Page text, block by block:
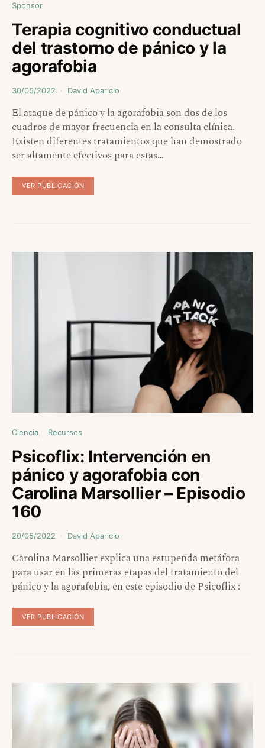
Sponsor
Terapia cognitivo conductual
del trastorno de pánico y la
agorafobia
30/05/2022 David Aparicio
El ataque de pánico y la agorafobia son dos de los
cuadros de mayor frecuencia en la consulta clínica.
Existen diferentes tratamientos que han demostrado
ser altamente efectivos para estas…
VER PUBLICACIÓN
Ciencia Recursos
Psicoflix: Intervención en
pánico y agorafobia con
Carolina Marsollier – Episodio
160
20/05/2022 David Aparicio
Carolina Marsollier explica una estupenda metáfora
para usar en las primeras etapas del tratamiento del
pánico y la agorafobia, en este episodio de Psicoflix :
VER PUBLICACIÓN